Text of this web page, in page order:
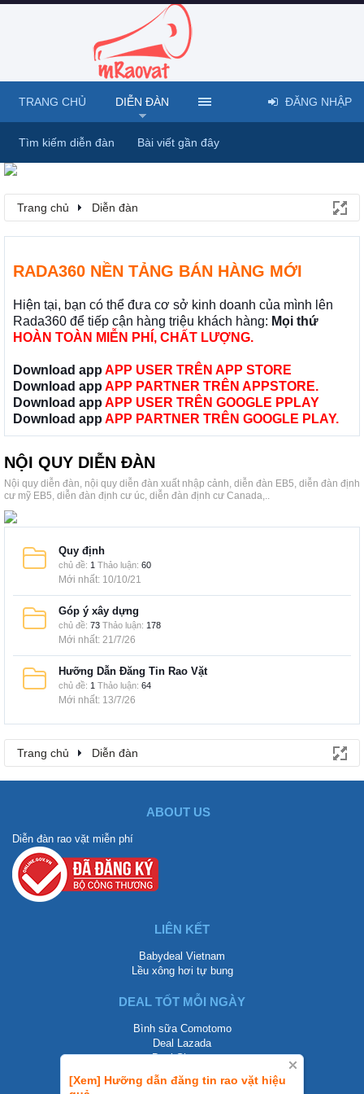
Trang chủ Diễn đàn
RADA360 NỀN TẢNG BÁN HÀNG MỚI
Hiện tại, bạn có thể đưa cơ sở kinh doanh của mình lên
Rada360 để tiếp cận hàng triệu khách hàng: Mọi thứ
HOÀN TOÀN MIỄN PHÍ, CHẤT LƯỢNG.
Download app APP USER TRÊN APP STORE
Download app APP PARTNER TRÊN APPSTORE.
Download app APP USER TRÊN GOOGLE PPLAY
Download app APP PARTNER TRÊN GOOGLE PLAY.
[Xem] Hưỡng dẫn đăng tin rao vặt hiệu
NỘI QUY DIỄN ĐÀN
Nội quy diễn đàn, nội quy diễn đàn xuất nhập cảnh, diễn đàn EB5, diễn đàn định
cư mỹ EB5, diễn đàn định cư úc, diễn đàn định cư Canada,..
Quy định
chủ đề: 1 Thảo luận: 60
10/10/21
Góp ý xây dựng
chủ đề: 73 Thảo luận: 178
21/7/26
Hưỡng Dẫn Đăng Tin Rao Vặt
chủ đề: 1 Thảo luận: 64
13/7/26
Trang chủ Diễn đàn
TRANG CHỦ DIỄN ĐÀN
Tìm kiếm diễn đàn Bài viết gần đây
ĐĂNG NHẬP
ABOUT US
Diễn đàn rao vặt miễn phí
LIÊN KẾT
Babydeal Vietnam
Lều xông hơi tự bung
DEAL TỐT MỖI NGÀY
Bình sữa Comotomo
Deal Lazada
Deal Shopee
LIÊN HỆ